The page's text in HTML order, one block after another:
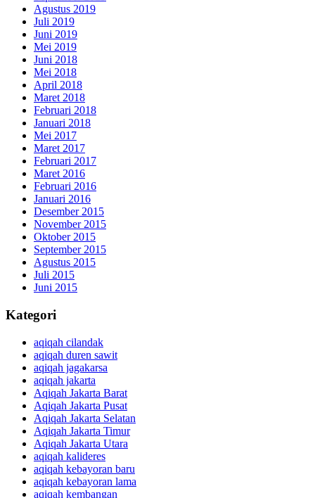
Agustus 2019
Juli 2019
Juni 2019
Mei 2019
Juni 2018
Mei 2018
April 2018
Maret 2018
Februari 2018
Januari 2018
Mei 2017
Maret 2017
Februari 2017
Maret 2016
Februari 2016
Januari 2016
Desember 2015
November 2015
Oktober 2015
September 2015
Agustus 2015
Juli 2015
Juni 2015
Kategori
aqiqah cilandak
aqiqah duren sawit
aqiqah jagakarsa
aqiqah jakarta
Aqiqah Jakarta Barat
Aqiqah Jakarta Pusat
Aqiqah Jakarta Selatan
Aqiqah Jakarta Timur
Aqiqah Jakarta Utara
aqiqah kalideres
aqiqah kebayoran baru
aqiqah kebayoran lama
aqiqah kembangan